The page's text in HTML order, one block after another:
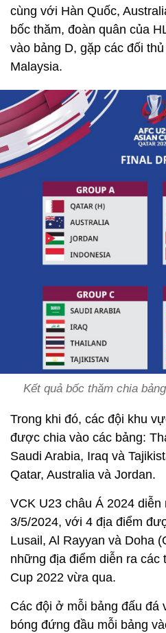
cùng với Hàn Quốc,
bốc thăm, đoàn quân của
vào bảng D, gặp các đối
Malaysia.
Kết quả bốc thăm chia
Trong khi đó, các đội khu
được chia vào các bảng:
Saudi Arabia, Iraq và
Qatar, Australia và Jordan.
VCK U23 châu Á 2024
3/5/2024, với 4 địa điểm
Lusail, Al Rayyan và Doha
những địa điểm diễn ra các
Cup 2022 vừa qua.
Các đội ở mỗi bảng đấu đá
bóng đứng đầu mỗi bảng